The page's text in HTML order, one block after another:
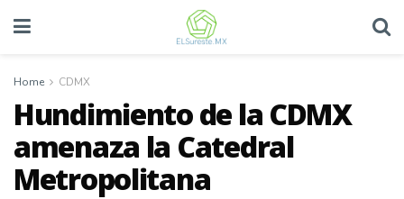
Home CDMX
Hundimiento de la CDMX
amenaza la Catedral
Metropolitana